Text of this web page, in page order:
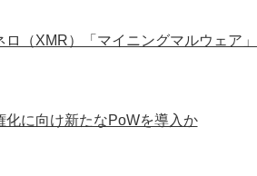
（XMR）「マイニングマルウェア
に向け新たなPoWを導入か